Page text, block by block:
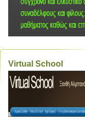
Virtual School